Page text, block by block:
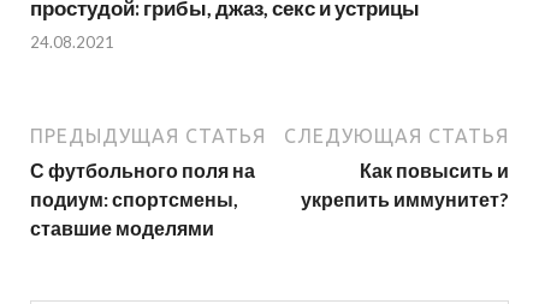
простудой: грибы, джаз, секс и устрицы
24.08.2021
ПРЕДЫДУЩАЯ СТАТЬЯ
С футбольного поля на
подиум: спортсмены,
ставшие моделями
СЛЕДУЮЩАЯ СТАТЬЯ
Как повысить и
укрепить иммунитет?